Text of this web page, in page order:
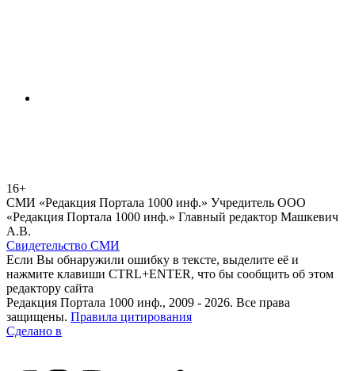
16+
СМИ «Редакция Портала 1000 инф.» Учредитель ООО
«Редакция Портала 1000 инф.» Главный редактор Машкевич
А.В.
Свидетельство СМИ
Если Вы обнаружили ошибку в тексте, выделите её и
нажмите клавиши CTRL+ENTER, что бы сообщить об этом
редактору сайта
Редакция Портала 1000 инф., 2009 - 2026. Все права
защищены. Правила цитирования
Сделано в